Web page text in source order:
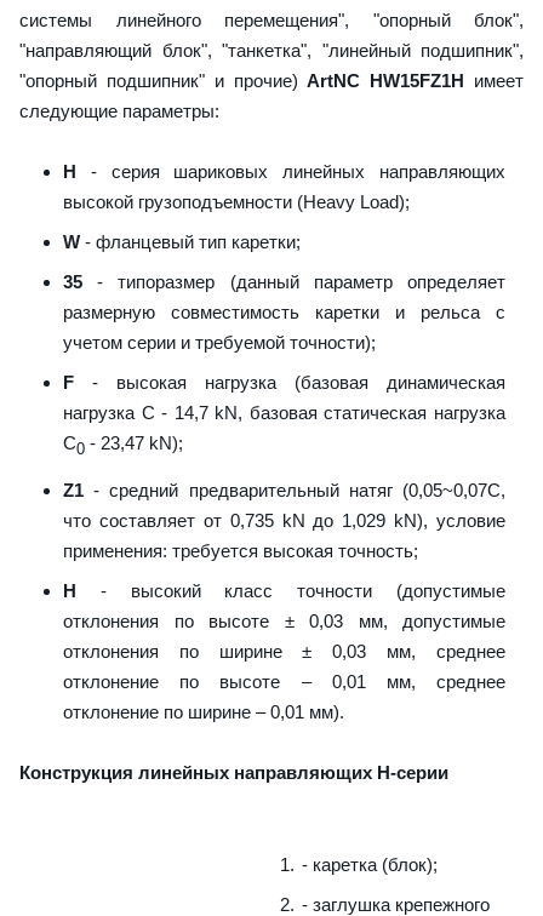
системы линейного перемещения", "опорный блок",
"направляющий блок", "танкетка", "линейный подшипник",
"опорный подшипник" и прочие)ArtNC HW15FZ1H имеет
следующие параметры:
H - серия шариковых линейных направляющих
высокой грузоподъемности (Heavy Load);
W - фланцевый тип каретки;
35 - типоразмер (данный параметр определяет
размерную совместимость каретки и рельса с
учетом серии и требуемой точности);
F - высокая нагрузка (базовая динамическая
нагрузка C - 14,7 kN, базовая статическая нагрузка
С0 - 23,47 kN);
Z1 - средний предварительный натяг (0,05~0,07C,
что составляет от 0,735 kN до 1,029 kN), условие
применения: требуется высокая точность;
H - высокий класс точности (допустимые
отклонения по высоте ± 0,03 мм, допустимые
отклонения по ширине ± 0,03 мм, среднее
отклонение по высоте – 0,01 мм, среднее
отклонение по ширине – 0,01 мм).
Конструкция линейных направляющих H-серии
- каретка (блок);
- заглушка крепежного